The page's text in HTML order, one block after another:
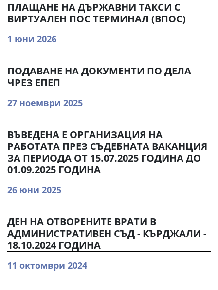
ПЛАЩАНЕ НА ДЪРЖАВНИ ТАКСИ С
ВИРТУАЛЕН ПОС ТЕРМИНАЛ (ВПОС)
1 юни 2026
ПОДАВАНЕ НА ДОКУМЕНТИ ПО ДЕЛА
ЧРЕЗ ЕПЕП
27 ноември 2025
ВЪВЕДЕНА Е ОРГАНИЗАЦИЯ НА
РАБОТАТА ПРЕЗ СЪДЕБНАТА ВАКАНЦИЯ
ЗА ПЕРИОДА ОТ 15.07.2025 ГОДИНА ДО
01.09.2025 ГОДИНА
26 юни 2025
ДЕН НА ОТВОРЕНИТЕ ВРАТИ В
АДМИНИСТРАТИВЕН СЪД - КЪРДЖАЛИ -
18.10.2024 ГОДИНА
11 октомври 2024